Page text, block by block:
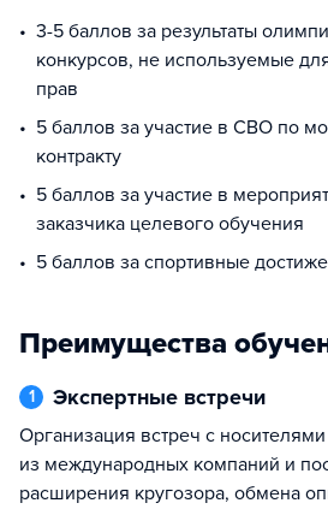
3-5 баллов за результаты
конкурсов, не используемые
прав
5 баллов за участие в СВО по
контракту
5 баллов за участие в
заказчика целевого обучения
5 баллов за спортивные
Преимущества
1 Экспертные встречи
Организация встреч с носителями языка и экспертами
из международных компаний и
расширения кругозора, обмена